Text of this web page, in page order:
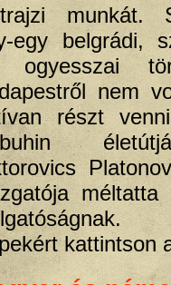
munkát.
egy belgrádi,
ogyesszai
nem
részt
kattintson